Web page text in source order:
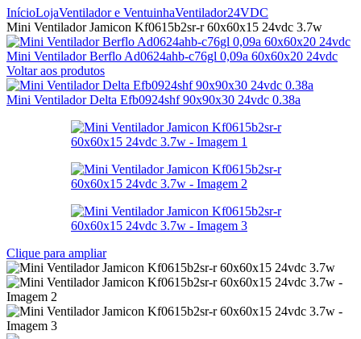
InícioLojaVentilador e VentuinhaVentilador24VDC
Mini Ventilador Jamicon Kf0615b2sr-r 60x60x15 24vdc 3.7w
Mini Ventilador Berflo Ad0624ahb-c76gl 0,09a 60x60x20 24vdc
Voltar aos produtos
Mini Ventilador Delta Efb0924shf 90x90x30 24vdc 0.38a
Clique para ampliar